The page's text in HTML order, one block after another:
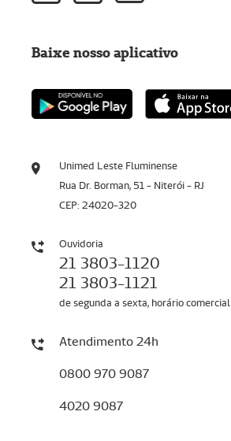
Unimed Leste Fluminense
Rua Dr. Borman, 51 - Niterói - RJ
CEP: 24020-320
Ouvidoria
21 3803-1120
21 3803-1121
de segunda a sexta, horário comercial
Atendimento 24h
0800 970 9087
4020 9087
Baixe nosso aplicativo